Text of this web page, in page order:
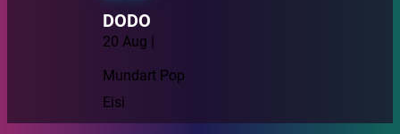
DODO
20 Aug |
Mundart Pop
Eisi